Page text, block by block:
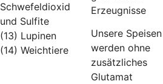
Schwefeldioxid
und Sulfite
(13) Lupinen
(14) Weichtiere
Erzeugnisse
Unsere Speisen
werden ohne
zusätzliches
Glutamat